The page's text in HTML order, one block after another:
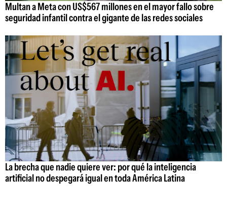
Multan a Meta con US$567 millones en el mayor fallo sobre
seguridad infantil contra el gigante de las redes sociales
La brecha que nadie quiere ver: por qué la inteligencia
artificial no despegará igual en toda América Latina